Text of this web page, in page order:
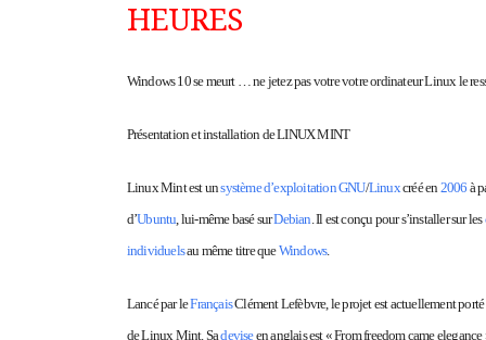
HEURES
Windows 10 se meurt … ne jetez pas votre votre ordinateur Linux le
Présentation et installation de LINUX MINT
Linux Mintest unsystème d’exploitationGNU/Linuxcréé en 2006 à
d’Ubuntu , lui-même basé surDebian . Il est conçu pour s’installer sur les
individuelsau même titre queWindows.
Lancé par leFrançaisClément Lefèbvre, le projet est actuellement porté
de Linux Mint. Sadeviseen anglais est« From freedom came elegance